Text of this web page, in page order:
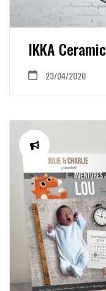
IKKA Ceramic
23/04/2020